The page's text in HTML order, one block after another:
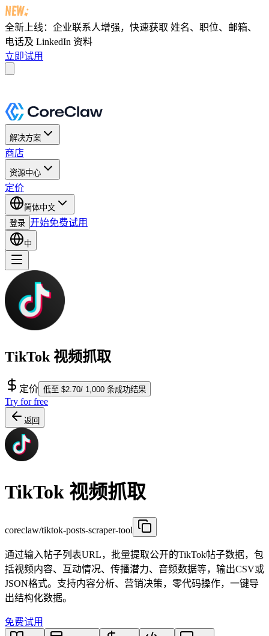
全新上线：企业联系人增强，快速获取 姓名、职位、邮箱、
电话及 LinkedIn 资料
立即试用
解决方案
商店
资源中心
定价
简体中文
登录 开始免费试用
中
TikTok 视频抓取
定价 低至 $2.70/ 1,000 条成功结果
Try for free
返回
TikTok 视频抓取
coreclaw/tiktok-posts-scraper-tool
通过输入帖子列表URL，批量提取公开的TikTok帖子数据，包
括视频内容、互动情况、传播潜力、音频数据等，输出CSV或
JSON格式。支持内容分析、营销决策，零代码操作，一键导
出结构化数据。
免费试用